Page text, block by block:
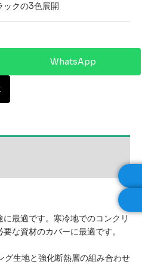
ックの3色展開
WhatsApp
最適です。寒冷地でのコンクリ
な資材のカバーに最適です。
グ生地と強化断熱層の組み合わせ